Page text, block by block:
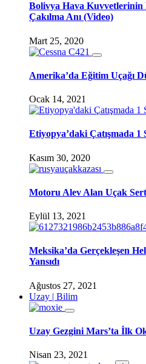
Bolivya Hava Kuvvetlerinin
Çakılma Anı (Video)
Mart 25, 2020
Amerika’da Eğitim Uçağı
Ocak 14, 2021
Etiyopya’daki Çatışmada 1
Kasım 30, 2020
Motoru Alev Alan Uçak
Eylül 13, 2021
Meksika’da Gerçekleşen
Yansıdı
Ağustos 27, 2021
Uzay | Bilim
Uzay Gezgini Mars’ta İlk
Nisan 23, 2021